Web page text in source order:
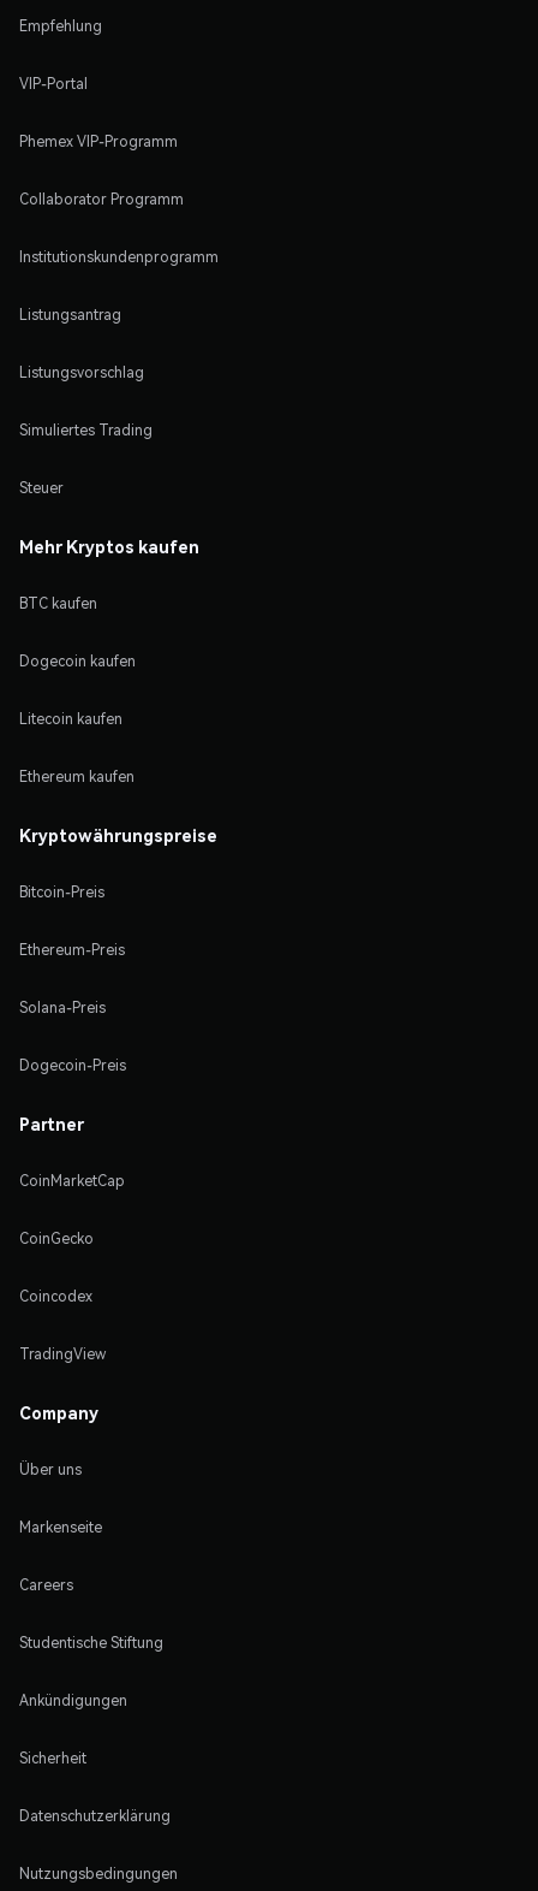
Empfehlung
VIP-Portal
Phemex VIP-Programm
Collaborator Programm
Institutionskundenprogramm
Listungsantrag
Listungsvorschlag
Simuliertes Trading
Steuer
Mehr Kryptos kaufen
BTC kaufen
Dogecoin kaufen
Litecoin kaufen
Ethereum kaufen
Kryptowährungspreise
Bitcoin-Preis
Ethereum-Preis
Solana-Preis
Dogecoin-Preis
Partner
CoinMarketCap
CoinGecko
Coincodex
TradingView
Company
Über uns
Markenseite
Careers
Studentische Stiftung
Ankündigungen
Sicherheit
Datenschutzerklärung
Nutzungsbedingungen